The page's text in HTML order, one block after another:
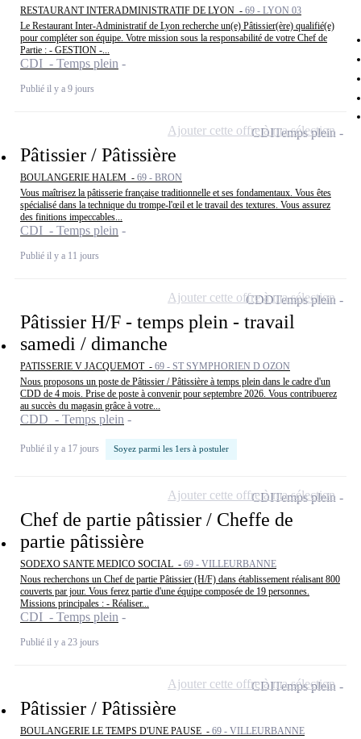
RESTAURANT INTERADMINISTRATIF DE LYON - 69 - LYON 03
Le Restaurant Inter-Administratif de Lyon recherche un(e) Pâtissier(ère) qualifié(e)
pour compléter son équipe. Votre mission sous la responsabilité de votre Chef de
Partie : - GESTION -...
CDI - Temps plein
Publié il y a 9 jours
Pâtissier / Pâtissière
BOULANGERIE HALEM - 69 - BRON
Vous maîtrisez la pâtisserie française traditionnelle et ses fondamentaux. Vous êtes
spécialisé dans la technique du trompe-l'œil et le travail des textures. Vous assurez
des finitions impeccables...
CDI - Temps plein
Publié il y a 11 jours
CDITemps plein
Ajouter cette offre à ma sélection
Pâtissier H/F - temps plein - travail
samedi / dimanche
PATISSERIE V JACQUEMOT - 69 - ST SYMPHORIEN D OZON
Nous proposons un poste de Pâtissier / Pâtissière à temps plein dans le cadre d'un
CDD de 4 mois. Prise de poste à convenir pour septembre 2026. Vous contribuerez
au succès du magasin grâce à votre...
CDD - Temps plein
Publié il y a 17 jours Soyez parmi les 1ers à postuler
CDDTemps plein
Ajouter cette offre à ma sélection
Chef de partie pâtissier / Cheffe de
partie pâtissière
SODEXO SANTE MEDICO SOCIAL - 69 - VILLEURBANNE
Nous recherchons un Chef de partie Pâtissier (H/F) dans établissement réalisant 800
couverts par jour. Vous ferez partie d'une équipe composée de 19 personnes.
Missions principales : - Réaliser...
CDI - Temps plein
Publié il y a 23 jours
CDITemps plein
Ajouter cette offre à ma sélection
Pâtissier / Pâtissière
BOULANGERIE LE TEMPS D'UNE PAUSE - 69 - VILLEURBANNE
CDITemps plein
Ajouter cette offre à ma sélection